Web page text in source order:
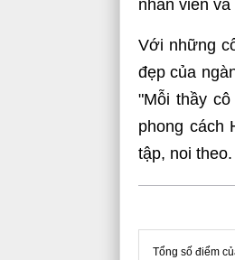
nhân viên
Với những
đẹp của
"Mỗi thầy
phong cách
tập, noi theo.
Tổng số điểm